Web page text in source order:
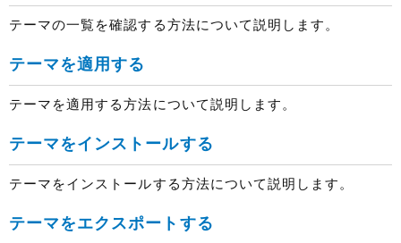
テーマの一覧を確認する方法について説明します。
テーマを適用する
テーマを適用する方法について説明します。
テーマをインストールする
テーマをインストールする方法について説明します。
テーマをエクスポートする